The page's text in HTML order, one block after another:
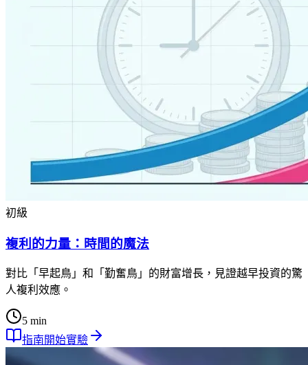
初級
複利的力量：時間的魔法
對比「早起鳥」和「勤奮鳥」的財富增長，見證越早投資的驚
人複利效應。
5 min
指南開始實驗